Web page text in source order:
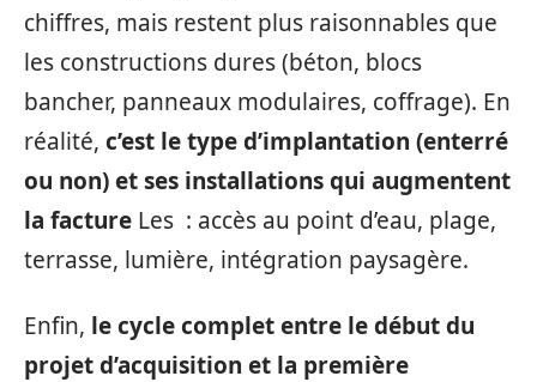
chiffres, mais restent plus raisonnables que
les constructions dures (béton, blocs
bancher, panneaux modulaires, coffrage). En
réalité, c’est le type d’implantation (enterré
ou non) et ses installations qui augmentent
la facture Les : accès au point d’eau, plage,
terrasse, lumière, intégration paysagère.
Enfin, le cycle complet entre le début du
projet d’acquisition et la première